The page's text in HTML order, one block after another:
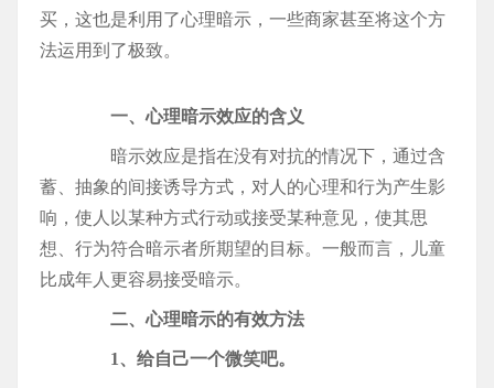
买，这也是利用了心理暗示，一些商家甚至将这个方
法运用到了极致。
一、心理暗示效应的含义
暗示效应是指在没有对抗的情况下，通过含
蓄、抽象的间接诱导方式，对人的心理和行为产生影
响，使人以某种方式行动或接受某种意见，使其思
想、行为符合暗示者所期望的目标。一般而言，儿童
比成年人更容易接受暗示。
二、心理暗示的有效方法
1、给自己一个微笑吧。